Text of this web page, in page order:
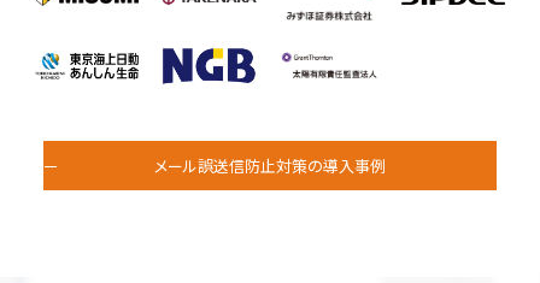
メール誤送信防止対策の導入事例